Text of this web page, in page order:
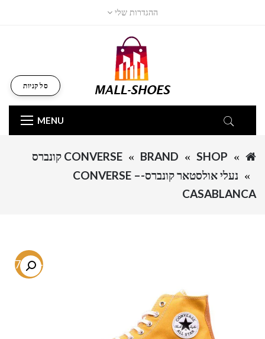
ההגדרות שלי
MENU
סל קניות
SHOP
BRAND
CONVERSE קונברס
נעלי אולסטאר קונברס-CONVERSE –
CASABLANCA
-37.6%